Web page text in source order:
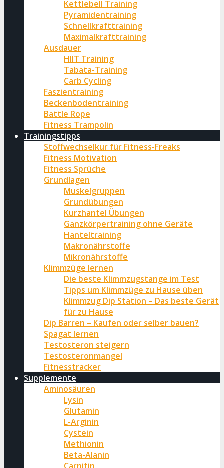
Kettlebell Training
Pyramidentraining
Schnellkrafttraining
Maximalkrafttraining
Ausdauer
HIIT Training
Tabata-Training
Carb Cycling
Faszientraining
Beckenbodentraining
Battle Rope
Fitness Trampolin
Trainingstipps
Stoffwechselkur für Fitness-Freaks
Fitness Motivation
Fitness Sprüche
Grundlagen
Muskelgruppen
Grundübungen
Kurzhantel Übungen
Ganzkörpertraining ohne Geräte
Hanteltraining
Makronährstoffe
Mikronährstoffe
Klimmzüge lernen
Die beste Klimmzugstange im Test
Tipps um Klimmzüge zu Hause üben
Klimmzug Dip Station – Das beste Gerät
für zu Hause
Dip Barren – Kaufen oder selber bauen?
Spagat lernen
Testosteron steigern
Testosteronmangel
Fitnesstracker
Supplemente
Aminosäuren
Lysin
Glutamin
L-Arginin
Cystein
Methionin
Beta-Alanin
Carnitin